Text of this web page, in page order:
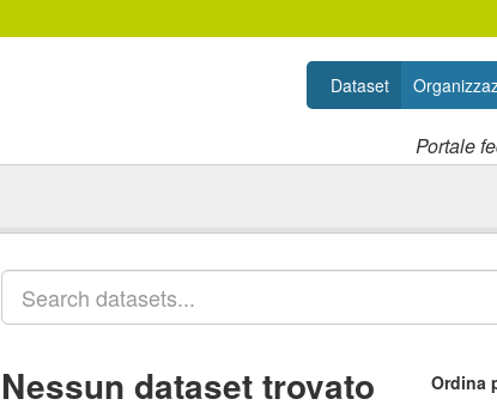
Portale
Dataset
Ordina
Nessun dataset trovato